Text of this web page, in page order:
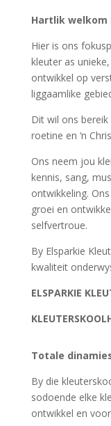
Hartlik welkom
Hier is ons
kleuter as
ontwikkel op
liggaamlike
Dit wil ons
roetine en ‘n
Ons neem jou
kennis, sang,
ontwikkeling.
groei en
selfvertroue.
By Elsparkie
kwaliteit
ELSPARKIE
Totale
By die
sodoende elke
ontwikkel en